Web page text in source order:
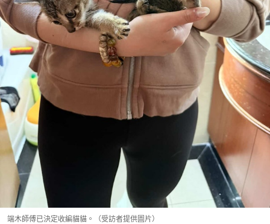
端木師傅已決定收編貓貓。（受訪者提供圖片）